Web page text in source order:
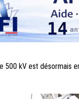
500 kV est désormais